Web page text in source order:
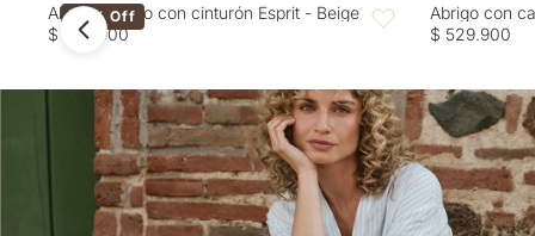
40% Off Favoritos
Abrigo ceñido con cinturón Esprit - Beige
$ 499.900
Abrigo con
$ 529.900